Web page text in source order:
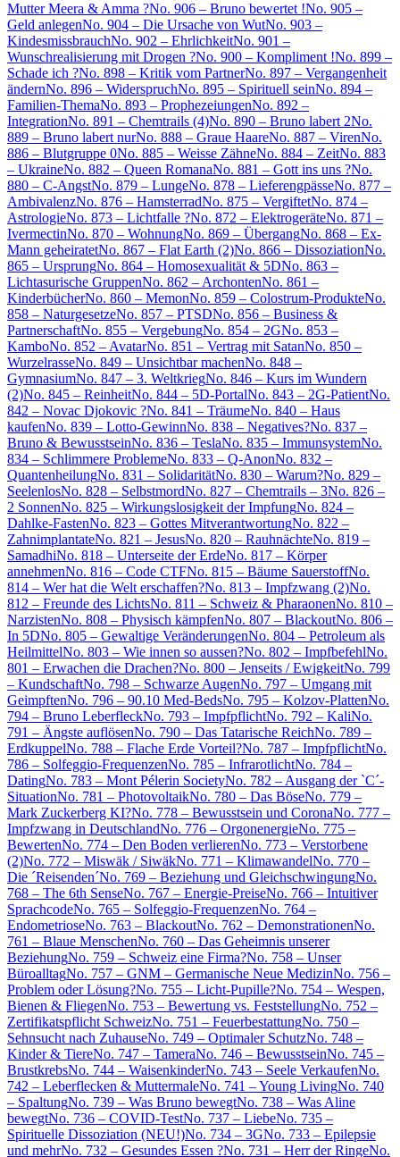
Mutter Meera & Amma ?No. 906 – Bruno bewertet !No. 905 –
Geld anlegenNo. 904 – Die Ursache von WutNo. 903 –
KindesmissbrauchNo. 902 – EhrlichkeitNo. 901 –
Wunschrealisierung mit Drogen ?No. 900 – Kompliment !No. 899 –
Schade ich ?No. 898 – Kritik vom PartnerNo. 897 – Vergangenheit
ändernNo. 896 – WiderspruchNo. 895 – Spirituell seinNo. 894 –
Familien-ThemaNo. 893 – ProphezeiungenNo. 892 –
IntegrationNo. 891 – Chemtrails (4)No. 890 – Bruno labert 2No.
889 – Bruno labert nurNo. 888 – Graue HaareNo. 887 – VirenNo.
886 – Blutgruppe 0No. 885 – Weisse ZähneNo. 884 – ZeitNo. 883
– UkraineNo. 882 – Queen RomanaNo. 881 – Gott ins uns ?No.
880 – C-AngstNo. 879 – LungeNo. 878 – LieferengpässeNo. 877 –
AmbivalenzNo. 876 – HamsterradNo. 875 – VergiftetNo. 874 –
AstrologieNo. 873 – Lichtfalle ?No. 872 – ElektrogeräteNo. 871 –
IvermectinNo. 870 – WohnungNo. 869 – ÜbergangNo. 868 – Ex-
Mann geheiratetNo. 867 – Flat Earth (2)No. 866 – DissoziationNo.
865 – UrsprungNo. 864 – Homosexualität & 5DNo. 863 –
Lichtasurische GruppenNo. 862 – ArchontenNo. 861 –
KinderbücherNo. 860 – MemonNo. 859 – Colostrum-ProdukteNo.
858 – NaturgesetzeNo. 857 – PTSDNo. 856 – Business &
PartnerschaftNo. 855 – VergebungNo. 854 – 2GNo. 853 –
KamboNo. 852 – AvatarNo. 851 – Vertrag mit SatanNo. 850 –
WurzelrasseNo. 849 – Unsichtbar machenNo. 848 –
GymnasiumNo. 847 – 3. WeltkriegNo. 846 – Kurs im Wundern
(2)No. 845 – ReinheitNo. 844 – 5D-PortalNo. 843 – 2G-PatientNo.
842 – Novac Djokovic ?No. 841 – TräumeNo. 840 – Haus
kaufenNo. 839 – Lotto-GewinnNo. 838 – Negatives?No. 837 –
Bruno & BewusstseinNo. 836 – TeslaNo. 835 – ImmunsystemNo.
834 – Schlimmere ProblemeNo. 833 – Q-AnonNo. 832 –
QuantenheilungNo. 831 – SolidaritätNo. 830 – Warum?No. 829 –
SeelenlosNo. 828 – SelbstmordNo. 827 – Chemtrails – 3No. 826 –
2 SonnenNo. 825 – Wirkungslosigkeit der ImpfungNo. 824 –
Dahlke-FastenNo. 823 – Gottes MitverantwortungNo. 822 –
ZahnimplantateNo. 821 – JesusNo. 820 – RauhnächteNo. 819 –
SamadhiNo. 818 – Unterseite der ErdeNo. 817 – Körper
annehmenNo. 816 – Code CTFNo. 815 – Bäume SauerstoffNo.
814 – Wer hat die Welt erschaffen?No. 813 – Impfzwang (2)No.
812 – Freunde des LichtsNo. 811 – Schweiz & PharaonenNo. 810 –
NarzistenNo. 808 – Physisch kämpfenNo. 807 – BlackoutNo. 806 –
In 5DNo. 805 – Gewaltige VeränderungenNo. 804 – Petroleum als
HeilmittelNo. 803 – Wie innen so aussen?No. 802 – ImpfbefehlNo.
801 – Erwachen die Drachen?No. 800 – Jenseits / EwigkeitNo. 799
– KundschaftNo. 798 – Schwarze AugenNo. 797 – Umgang mit
GeimpftenNo. 796 – 90.10 Med-BedsNo. 795 – Kolzov-PlattenNo.
794 – Bruno LeberfleckNo. 793 – ImpfpflichtNo. 792 – KaliNo.
791 – Ängste auflösenNo. 790 – Das Tatarische ReichNo. 789 –
ErdkuppelNo. 788 – Flache Erde Vorteil?No. 787 – ImpfpflichtNo.
786 – Solfeggio-FrequenzenNo. 785 – InfrarotlichtNo. 784 –
DatingNo. 783 – Mont Pélerin SocietyNo. 782 – Ausgang der `C´-
SituationNo. 781 – PhotovoltaikNo. 780 – Das BöseNo. 779 –
Mark Zuckerberg KI?No. 778 – Bewusstsein und CoronaNo. 777 –
Impfzwang in DeutschlandNo. 776 – OrgonenergieNo. 775 –
BewertenNo. 774 – Den Boden verlierenNo. 773 – Verstorbene
(2)No. 772 – Miswäk / SiwäkNo. 771 – KlimawandelNo. 770 –
Die ´Reisenden´No. 769 – Beziehung und GleichschwingungNo.
768 – The 6th SenseNo. 767 – Energie-PreiseNo. 766 – Intuitiver
SprachcodeNo. 765 – Solfeggio-FrequenzenNo. 764 –
EndometrioseNo. 763 – BlackoutNo. 762 – DemonstrationenNo.
761 – Blaue MenschenNo. 760 – Das Geheimnis unserer
BeziehungNo. 759 – Schweiz eine Firma?No. 758 – Unser
BüroalltagNo. 757 – GNM – Germanische Neue MedizinNo. 756 –
Problem oder Lösung?No. 755 – Licht-Pupille?No. 754 – Wespen,
Bienen & FliegenNo. 753 – Bewertung vs. FeststellungNo. 752 –
Zertifikatspflicht SchweizNo. 751 – FeuerbestattungNo. 750 –
Sehnsucht nach ZuhauseNo. 749 – Optimaler SchutzNo. 748 –
Kinder & TiereNo. 747 – TameraNo. 746 – BewusstseinNo. 745 –
BrustkrebsNo. 744 – WaisenkinderNo. 743 – Seele VerkaufenNo.
742 – Leberflecken & MuttermaleNo. 741 – Young LivingNo. 740
– SpaltungNo. 739 – Was Bruno bewegtNo. 738 – Was Aline
bewegtNo. 736 – COVID-TestNo. 737 – LiebeNo. 735 –
Spirituelle Dissoziation (NEU!)No. 734 – 3GNo. 733 – Epilepsie
und mehrNo. 732 – Gesundes Essen ?No. 731 – Herr der RingeNo.